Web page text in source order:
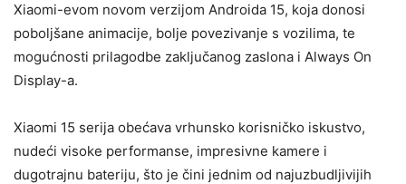
Xiaomi-evom novom verzijom Androida 15, koja donosi
poboljšane animacije, bolje povezivanje s vozilima, te
mogućnosti prilagodbe zaključanog zaslona i Always On
Display-a.
Xiaomi 15 serija obećava vrhunsko korisničko iskustvo,
nudeći visoke performanse, impresivne kamere i
dugotrajnu bateriju, što je čini jednim od najuzbudljivijih